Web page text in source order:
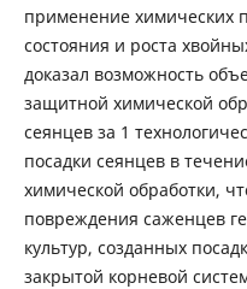
применение химических
состояния и роста
доказал возможность
защитной химической
сеянцев за 1
посадки сеянцев в
химической обработки,
повреждения саженцев
культур, созданных
закрытой корневой